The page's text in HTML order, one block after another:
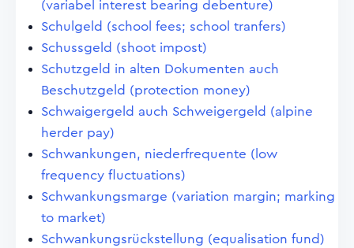
(variabel interest bearing debenture)
Schulgeld (school fees; school tranfers)
Schussgeld (shoot impost)
Schutzgeld in alten Dokumenten auch
Beschutzgeld (protection money)
Schwaigergeld auch Schweigergeld (alpine
herder pay)
Schwankungen, niederfrequente (low
frequency fluctuations)
Schwankungsmarge (variation margin; marking
to market)
Schwankungsrückstellung (equalisation fund)